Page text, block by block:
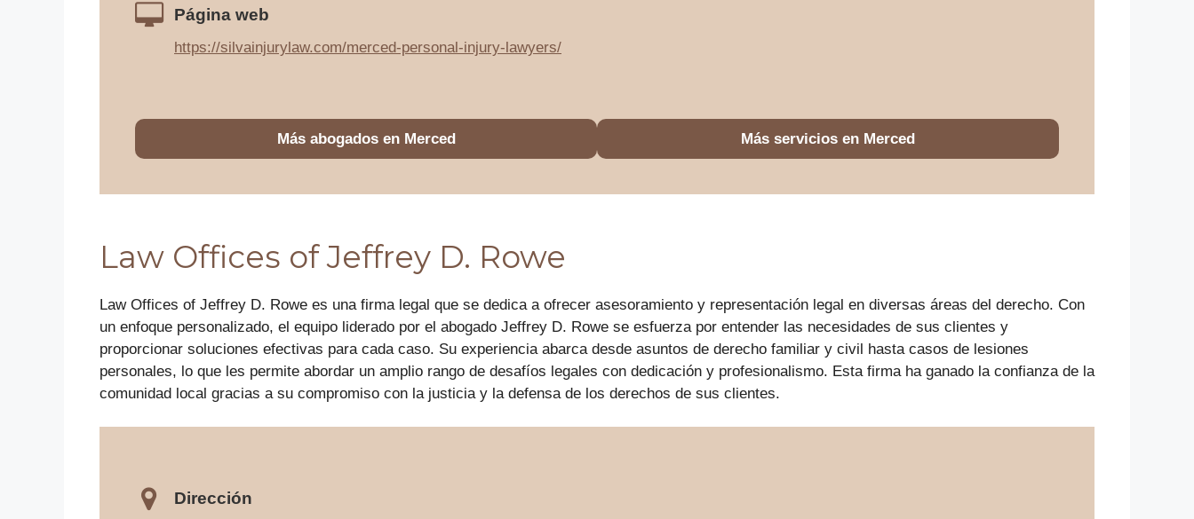
Página web
https://silvainjurylaw.com/merced-personal-injury-lawyers/
Más abogados en Merced Más servicios en Merced
Law Offices of Jeffrey D. Rowe
Law Offices of Jeffrey D. Rowe es una firma legal que se dedica a ofrecer asesoramiento y representación legal en diversas áreas del derecho. Con
un enfoque personalizado, el equipo liderado por el abogado Jeffrey D. Rowe se esfuerza por entender las necesidades de sus clientes y
proporcionar soluciones efectivas para cada caso. Su experiencia abarca desde asuntos de derecho familiar y civil hasta casos de lesiones
personales, lo que les permite abordar un amplio rango de desafíos legales con dedicación y profesionalismo. Esta firma ha ganado la confianza de la
comunidad local gracias a su compromiso con la justicia y la defensa de los derechos de sus clientes.
Dirección